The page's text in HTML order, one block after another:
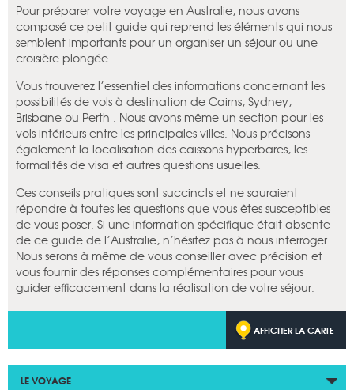
Pour préparer votre voyage en Australie, nous avons
composé ce petit guide qui reprend les éléments qui nous
semblent importants pour un organiser un séjour ou une
croisière plongée.
Vous trouverez l’essentiel des informations concernant les
possibilités de vols à destination de Cairns, Sydney,
Brisbane ou Perth . Nous avons même un section pour les
vols intérieurs entre les principales villes. Nous précisons
également la localisation des caissons hyperbares, les
formalités de visa et autres questions usuelles.
Ces conseils pratiques sont succincts et ne sauraient
répondre à toutes les questions que vous êtes susceptibles
de vous poser. Si une information spécifique était absente
de ce guide de l’Australie, n’hésitez pas à nous interroger.
Nous serons à même de vous conseiller avec précision et
vous fournir des réponses complémentaires pour vous
guider efficacement dans la réalisation de votre séjour.
AFFICHER LA CARTE
LE VOYAGE